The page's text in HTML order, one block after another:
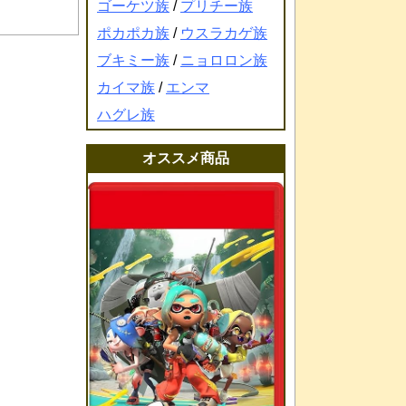
ゴーケツ族 / プリチー族
ポカポカ族 / ウスラカゲ族
ブキミー族 / ニョロロン族
カイマ族 / エンマ
ハグレ族
オススメ商品